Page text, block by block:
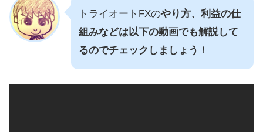
トライオートFXのやり方、利益の仕
組みなどは以下の動画でも解説して
るのでチェックしましょう ！